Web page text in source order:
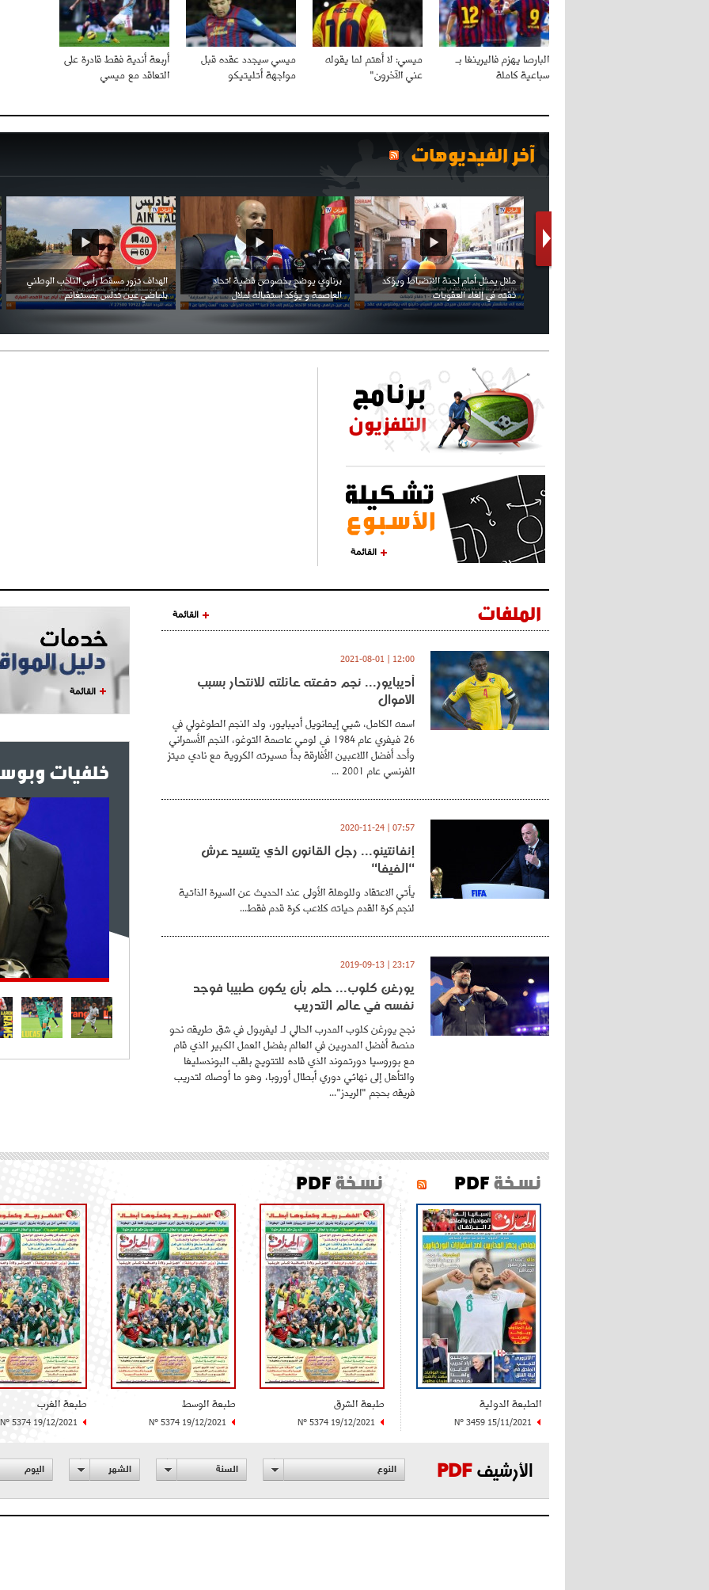
البارصا يهزم فاليرينغا بـ
سباعية كاملة
ميسي: لا أهتم لما يقوله
عني الآخرون"
ميسي سيجدد عقده قبل
مواجهة أتليتيكو
أربعة أندية فقط قادرة على
التعاقد مع ميسي
آخر الفيديوهات
كريستيانو كاد يصاب على مستوى كتفه
بسبب سيلفي
بن زيمة ... كرم كروي قابله لإنتقام عرقي .
احتفال السفارة السعودية في الجزائر بالعيد
الوطني للمملكة
القائمة
الملفات القائمة
12:00 | 2021-08-01
أديبايور... نجم دفعته عائلته للانتحار بسبب
الأموال
اسمه الكامل، شيي إيمانويل أديبايور، ولد النجم الطوغولي في
26 فيفري عام 1984 في لومي عاصمة التوغو، النجم الأسمراني
وأحد أفضل اللاعبين الأفارقة بدأ مسيرته الكروية مع نادي ميتز
الفرنسي عام 2001 ...
07:57 | 2020-11-24
إنفانتينو... رجل القانون الذي يتسيد عرش
"الفيفا"
يأتي الاعتقاد وللوهلة الأولى عند الحديث عن السيرة الذاتية
لنجم كرة القدم حياته كلاعب كرة قدم فقط...
23:17 | 2019-09-13
يورغن كلوب... حلم بأن يكون طبيبا فوجد
نفسه في عالم التدريب
نجح يورغن كلوب المدرب الحالي لـ ليفربول في شق طريقه نحو
منصة أفضل المدربين في العالم بفضل العمل الكبير الذي قام
مع بوروسيا دورتموند الذي قاده للتتويج بلقب البوندسليغا
والتأهل إلى نهائي دوري أبطال أوروبا، وهو ما أوصله لتدريب
فريقه بحجم "الريدز"...
القائمة
خلفيات
نسخةPDF
الطبعة الدولية
N° 3459 15/11/2021
نسخةPDF
طبعة الشرق
N° 5374 19/12/2021
طبعة الوسط
N° 5374 19/12/2021
طبعة الغرب
N° 5374 19/12/2021
الأرشيفPDF النوع السنة الشهر اليوم